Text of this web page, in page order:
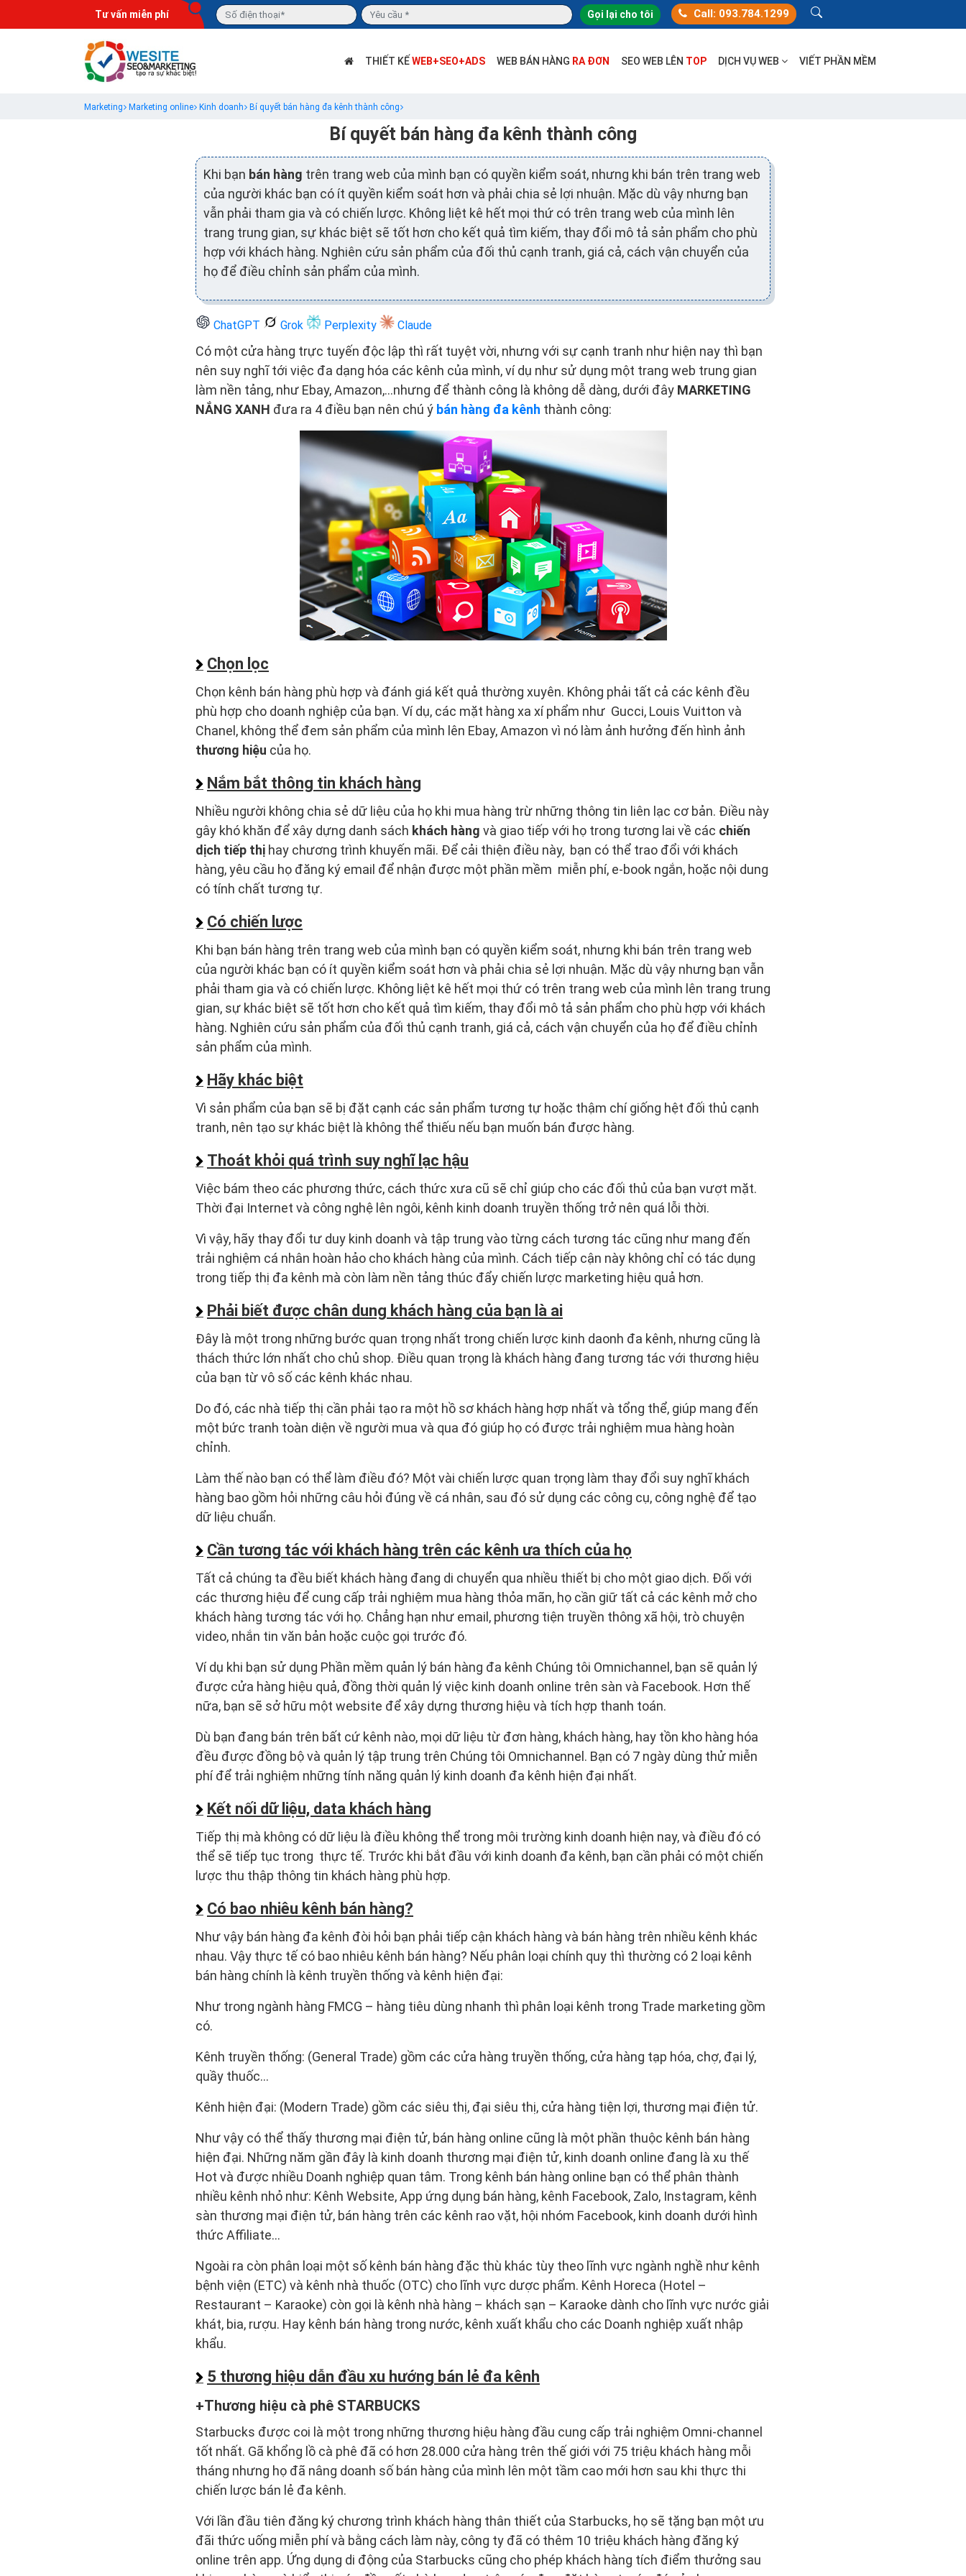
Tư vấn miễn phí Gọi lại cho tôi Call: 093.784.1299
THIẾT KẾWEB+SEO+ADS WEB BÁN HÀNG RA ĐƠN SEO WEB LÊN TOP DỊCH VỤ WEB VIẾT PHẦN MỀM
Marketing Marketing online Kinh doanh Bí quyết bán hàng đa kênh thành công
Bí quyết bán hàng đa kênh thành công
Khi bạn bán hàng trên trang web của mình bạn có quyền kiểm soát, nhưng khi bán trên trang web
của người khác bạn có ít quyền kiểm soát hơn và phải chia sẻ lợi nhuận. Mặc dù vậy nhưng bạn
vẫn phải tham gia và có chiến lược. Không liệt kê hết mọi thứ có trên trang web của mình lên
trang trung gian, sự khác biệt sẽ tốt hơn cho kết quả tìm kiếm, thay đổi mô tả sản phẩm cho phù
hợp với khách hàng. Nghiên cứu sản phẩm của đối thủ cạnh tranh, giá cả, cách vận chuyển của
họ để điều chỉnh sản phẩm của mình.
ChatGPT Grok Perplexity Claude
Có một cửa hàng trực tuyến độc lập thì rất tuyệt vời, nhưng với sự cạnh tranh như hiện nay thì bạn
nên suy nghĩ tới việc đa dạng hóa các kênh của mình, ví dụ như sử dụng một trang web trung gian
làm nền tảng, như Ebay, Amazon,…nhưng để thành công là không dễ dàng, dưới đây MARKETING
NẮNG XANH đưa ra 4 điều bạn nên chú ý bán hàng đa kênh thành công:
Chọn lọc
Chọn kênh bán hàng phù hợp và đánh giá kết quả thường xuyên. Không phải tất cả các kênh đều
phù hợp cho doanh nghiệp của bạn. Ví dụ, các mặt hàng xa xí phẩm như Gucci, Louis Vuitton và
Chanel, không thể đem sản phẩm của mình lên Ebay, Amazon vì nó làm ảnh hưởng đến hình ảnh
thương hiệu của họ.
Nắm bắt thông tin khách hàng
Nhiều người không chia sẻ dữ liệu của họ khi mua hàng trừ những thông tin liên lạc cơ bản. Điều này
gây khó khăn để xây dựng danh sách khách hàng và giao tiếp với họ trong tương lai về các chiến
dịch tiếp thị hay chương trình khuyến mãi. Để cải thiện điều này, bạn có thể trao đổi với khách
hàng, yêu cầu họ đăng ký email để nhận được một phần mềm miễn phí, e-book ngắn, hoặc nội dung
có tính chất tương tự.
Có chiến lược
Khi bạn bán hàng trên trang web của mình bạn có quyền kiểm soát, nhưng khi bán trên trang web
của người khác bạn có ít quyền kiểm soát hơn và phải chia sẻ lợi nhuận. Mặc dù vậy nhưng bạn vẫn
phải tham gia và có chiến lược. Không liệt kê hết mọi thứ có trên trang web của mình lên trang trung
gian, sự khác biệt sẽ tốt hơn cho kết quả tìm kiếm, thay đổi mô tả sản phẩm cho phù hợp với khách
hàng. Nghiên cứu sản phẩm của đối thủ cạnh tranh, giá cả, cách vận chuyển của họ để điều chỉnh
sản phẩm của mình.
Hãy khác biệt
Vì sản phẩm của bạn sẽ bị đặt cạnh các sản phẩm tương tự hoặc thậm chí giống hệt đối thủ cạnh
tranh, nên tạo sự khác biệt là không thể thiếu nếu bạn muốn bán được hàng.
Thoát khỏi quá trình suy nghĩ lạc hậu
Việc bám theo các phương thức, cách thức xưa cũ sẽ chỉ giúp cho các đối thủ của bạn vượt mặt.
Thời đại Internet và công nghệ lên ngôi, kênh kinh doanh truyền thống trở nên quá lỗi thời.
Vì vậy, hãy thay đổi tư duy kinh doanh và tập trung vào từng cách tương tác cũng như mang đến
trải nghiệm cá nhân hoàn hảo cho khách hàng của mình. Cách tiếp cận này không chỉ có tác dụng
trong tiếp thị đa kênh mà còn làm nền tảng thúc đẩy chiến lược marketing hiệu quả hơn.
Phải biết được chân dung khách hàng của bạn là ai
Đây là một trong những bước quan trọng nhất trong chiến lược kinh daonh đa kênh, nhưng cũng là
thách thức lớn nhất cho chủ shop. Điều quan trọng là khách hàng đang tương tác với thương hiệu
của bạn từ vô số các kênh khác nhau.
Do đó, các nhà tiếp thị cần phải tạo ra một hồ sơ khách hàng hợp nhất và tổng thể, giúp mang đến
một bức tranh toàn diện về người mua và qua đó giúp họ có được trải nghiệm mua hàng hoàn
chỉnh.
Làm thế nào bạn có thể làm điều đó? Một vài chiến lược quan trọng làm thay đổi suy nghĩ khách
hàng bao gồm hỏi những câu hỏi đúng về cá nhân, sau đó sử dụng các công cụ, công nghệ để tạo
dữ liệu chuẩn.
Cần tương tác với khách hàng trên các kênh ưa thích của họ
Tất cả chúng ta đều biết khách hàng đang di chuyển qua nhiều thiết bị cho một giao dịch. Đối với
các thương hiệu để cung cấp trải nghiệm mua hàng thỏa mãn, họ cần giữ tất cả các kênh mở cho
khách hàng tương tác với họ. Chẳng hạn như email, phương tiện truyền thông xã hội, trò chuyện
video, nhắn tin văn bản hoặc cuộc gọi trước đó.
Ví dụ khi bạn sử dụng Phần mềm quản lý bán hàng đa kênh Chúng tôi Omnichannel, bạn sẽ quản lý
được cửa hàng hiệu quả, đồng thời quản lý việc kinh doanh online trên sàn và Facebook. Hơn thế
nữa, bạn sẽ sở hữu một website để xây dựng thương hiệu và tích hợp thanh toán.
Dù bạn đang bán trên bất cứ kênh nào, mọi dữ liệu từ đơn hàng, khách hàng, hay tồn kho hàng hóa
đều được đồng bộ và quản lý tập trung trên Chúng tôi Omnichannel. Bạn có 7 ngày dùng thử miễn
phí để trải nghiệm những tính năng quản lý kinh doanh đa kênh hiện đại nhất.
Kết nối dữ liệu, data khách hàng
Tiếp thị mà không có dữ liệu là điều không thể trong môi trường kinh doanh hiện nay, và điều đó có
thể sẽ tiếp tục trong thực tế. Trước khi bắt đầu với kinh doanh đa kênh, bạn cần phải có một chiến
lược thu thập thông tin khách hàng phù hợp.
Có bao nhiêu kênh bán hàng?
Như vậy bán hàng đa kênh đòi hỏi bạn phải tiếp cận khách hàng và bán hàng trên nhiều kênh khác
nhau. Vậy thực tế có bao nhiêu kênh bán hàng? Nếu phân loại chính quy thì thường có 2 loại kênh
bán hàng chính là kênh truyền thống và kênh hiện đại:
Như trong ngành hàng FMCG – hàng tiêu dùng nhanh thì phân loại kênh trong Trade marketing gồm
có.
Kênh truyền thống: (General Trade) gồm các cửa hàng truyền thống, cửa hàng tạp hóa, chợ, đại lý,
quầy thuốc…
Kênh hiện đại: (Modern Trade) gồm các siêu thị, đại siêu thị, cửa hàng tiện lợi, thương mại điện tử.
Như vậy có thể thấy thương mại điện tử, bán hàng online cũng là một phần thuộc kênh bán hàng
hiện đại. Những năm gần đây là kinh doanh thương mại điện tử, kinh doanh online đang là xu thế
Hot và được nhiều Doanh nghiệp quan tâm. Trong kênh bán hàng online bạn có thể phân thành
nhiều kênh nhỏ như: Kênh Website, App ứng dụng bán hàng, kênh Facebook, Zalo, Instagram, kênh
sàn thương mại điện tử, bán hàng trên các kênh rao vặt, hội nhóm Facebook, kinh doanh dưới hình
thức Affiliate…
Ngoài ra còn phân loại một số kênh bán hàng đặc thù khác tùy theo lĩnh vực ngành nghề như kênh
bệnh viện (ETC) và kênh nhà thuốc (OTC) cho lĩnh vực dược phẩm. Kênh Horeca (Hotel –
Restaurant – Karaoke) còn gọi là kênh nhà hàng – khách sạn – Karaoke dành cho lĩnh vực nước giải
khát, bia, rượu. Hay kênh bán hàng trong nước, kênh xuất khẩu cho các Doanh nghiệp xuất nhập
khẩu.
5 thương hiệu dẫn đầu xu hướng bán lẻ đa kênh
Thương hiệu cà phê STARBUCKS
Starbucks được coi là một trong những thương hiệu hàng đầu cung cấp trải nghiệm Omni-channel
tốt nhất. Gã khổng lồ cà phê đã có hơn 28.000 cửa hàng trên thế giới với 75 triệu khách hàng mỗi
tháng nhưng họ đã nâng doanh số bán hàng của mình lên một tầm cao mới hơn sau khi thực thi
chiến lược bán lẻ đa kênh.
Với lần đầu tiên đăng ký chương trình khách hàng thân thiết của Starbucks, họ sẽ tặng bạn một ưu
đãi thức uống miễn phí và bằng cách làm này, công ty đã có thêm 10 triệu khách hàng đăng ký
online trên app. Ứng dụng di động của Starbucks cũng cho phép khách hàng tích điểm thưởng sau